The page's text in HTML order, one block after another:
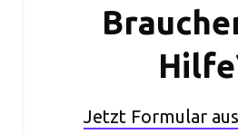
Jetzt Formular